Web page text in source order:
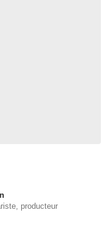
producteur